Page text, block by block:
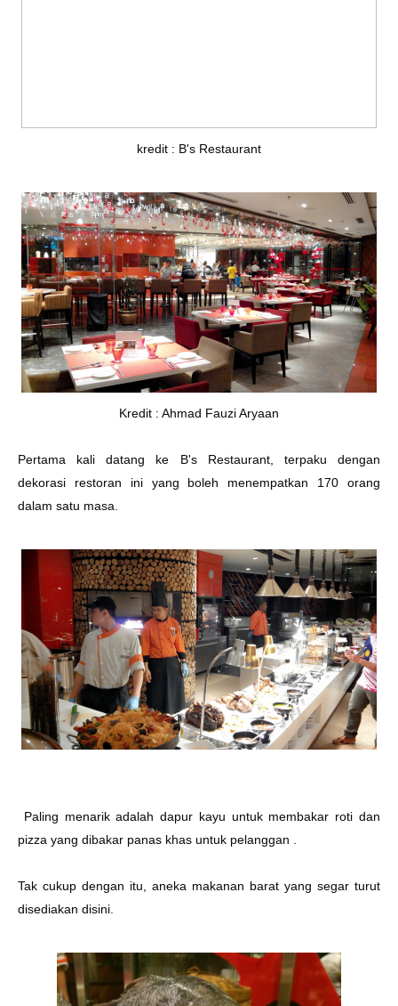
kredit : B's Restaurant
Kredit : Ahmad Fauzi Aryaan
Pertama kali datang ke B's Restaurant, terpaku dengan
dekorasi restoran ini yang boleh menempatkan 170 orang
dalam satu masa.
Paling menarik adalah dapur kayu untuk membakar roti dan
pizza yang dibakar panas khas untuk pelanggan .
Tak cukup dengan itu, aneka makanan barat yang segar turut
disediakan disini.